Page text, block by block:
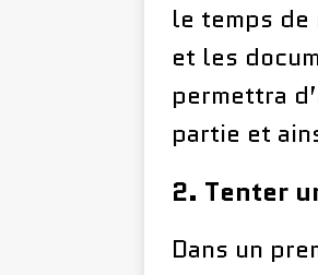
le temps
et les
permettra
partie et
2. Tenter
Dans un